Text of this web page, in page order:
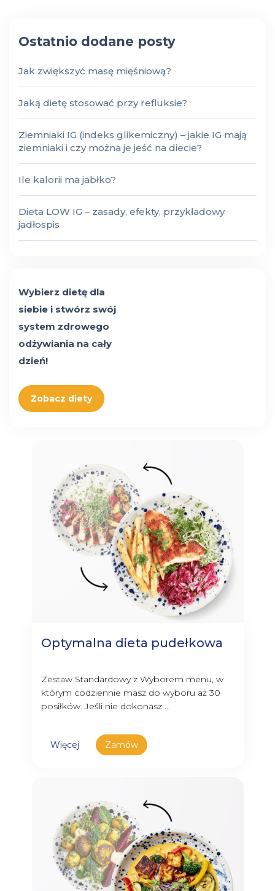
Ostatnio dodane posty
Jak zwiększyć masę mięśniową?
Jaką dietę stosować przy refluksie?
Ziemniaki IG (indeks glikemiczny) – jakie IG mają
ziemniaki i czy można je jeść na diecie?
Ile kalorii ma jabłko?
Dieta LOW IG – zasady, efekty, przykładowy
jadłospis
Wybierz dietę dla
siebie i stwórz swój
system zdrowego
odżywiania na cały
dzień!
Zobacz diety
Optymalna dieta pudełkowa
Zestaw Standardowy z Wyborem menu, w
którym codziennie masz do wyboru aż 30
posiłków. Jeśli nie dokonasz ...
Więcej Zamów